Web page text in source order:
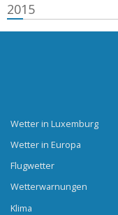
2015
Wetter in Luxemburg
Wetter in Europa
Flugwetter
Wetterwarnungen
Klima